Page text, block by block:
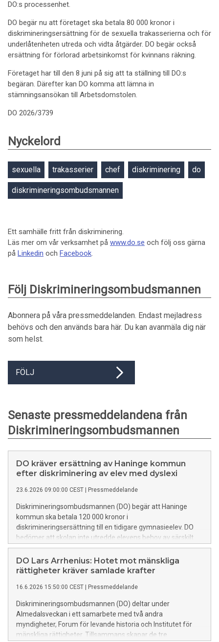
DO:s processenhet.
DO begär nu att företaget ska betala 80 000 kronor i
diskrimineringsersättning för de sexuella trakasserierna och för
underlåtenheten utreda och vidta åtgärder. DO begär också
ersättning för förlorad arbetsinkomst för kvinnans räkning.
Företaget har till den 8 juni på sig att ta ställning till DO:s
begäran. Därefter kan DO komma att lämna in
stämningsansökan till Arbetsdomstolen.
DO 2026/3739
Nyckelord
sexuella trakasserier chef diskriminering do
diskrimineringsombudsmannen
Ett samhälle fritt från diskriminering.
Läs mer om vår verksamhet på www.do.se och följ oss gärna
på Linkedin och Facebook.
Följ Diskrimineringsombudsmannen
Abonnera på våra pressmeddelanden. Endast mejladress
behövs och den används bara här. Du kan avanmäla dig när
som helst.
FÖLJ
Senaste pressmeddelandena från
Diskrimineringsombudsmannen
DO kräver ersättning av Haninge kommun
efter diskriminering av elev med dyslexi
23.6.2026 09:00:00 CEST Pressmeddelande
Diskrimineringsombudsmannen (DO) begär att Haninge
kommun ska betala 120 000 kronor i
diskrimineringsersättning till en tidigare gymnasieelev. DO
bedömer att skolan inte utredde elevens behov av särskilt
stöd i tid och på det sätt som krävs enligt skollagen. Det
ledde till att eleven inte fick det stöd som behövdes för att
kunna klara sin utbildning på lika villkor som andra elever.
genom bristande tillgänglighet.
DO Lars Arrhenius: Hotet mot mänskliga
rättigheter kräver samlade krafter
16.6.2026 15:50:00 CEST Pressmeddelande
Diskrimineringsombudsmannen (DO) deltar under
Almedalsveckan i ett samarbete med två andra
myndigheter, Forum för levande historia och Institutet för
mänskliga rättigheter. Tillsammans skapar de tre